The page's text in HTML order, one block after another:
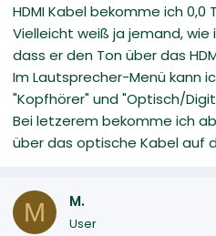
HDMI Kabel bekomme ich 0,0
Vielleicht weiß ja jemand, wie
dass er den Ton über das
Im Lautsprecher-Menü kann
"Kopfhörer" und "Optisch/
Bei letzerem bekomme ich
über das optische Kabel auf
M M.
User